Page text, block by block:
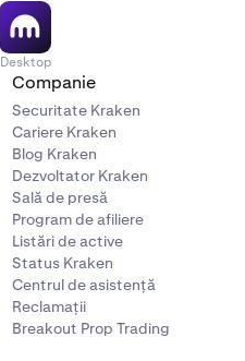
Desktop
Companie
Securitate Kraken
Cariere Kraken
Blog Kraken
Dezvoltator Kraken
Sală de presă
Program de afiliere
Listări de active
Status Kraken
Centrul de asistență
Reclamații
Breakout Prop Trading